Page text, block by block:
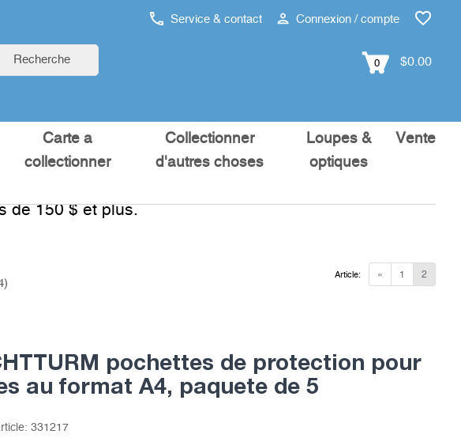
Service & contact Connexion / compte
Recherche 0 $0.00
Carte a
collectionner
Collectionner
d'autres choses
Loupes &
optiques
Vente
de 150 $ et plus.
« 1 2
Article:
pochettes de protection pour
au format A4, paquete de 5
331217